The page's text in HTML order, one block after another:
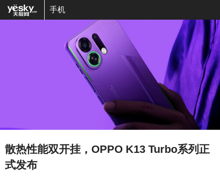
手机
散热性能双开挂，OPPO K13 Turbo系列正
式发布